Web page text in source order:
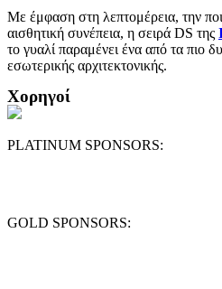
Με έμφαση στη λεπτομέρεια, την
αισθητική συνέπεια, η σειρά DS της
το γυαλί παραμένει ένα από τα πιο
εσωτερικής αρχιτεκτονικής.
Χορηγοί
PLATINUM SPONSORS:
GOLD SPONSORS: